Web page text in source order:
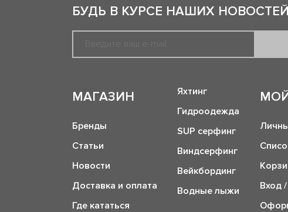
БУДЬ В КУРСЕ НАШИХ
МАГАЗИН
Бренды
Статьи
Новости
Доставка и оплата
Где кататься
Яхтинг
Гидроодежда
SUP серфинг
Виндсерфинг
Вейкбординг
Водные лыжи
Вход